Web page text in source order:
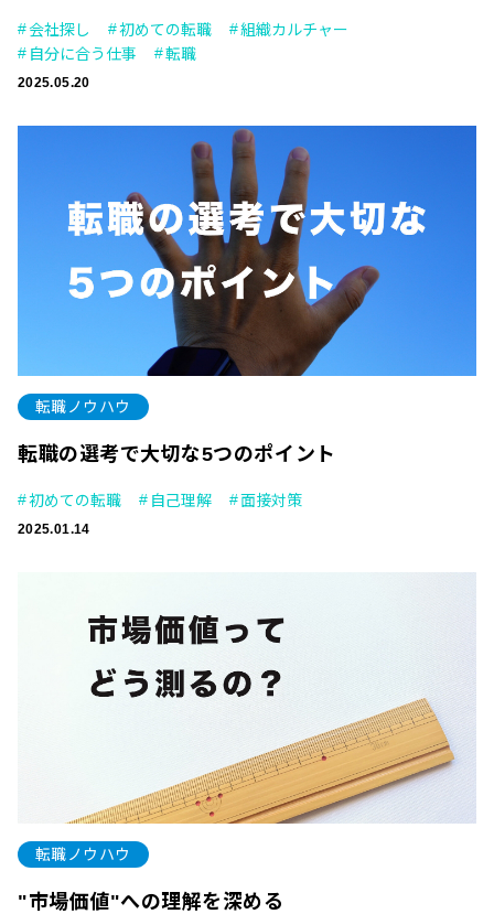
会社探し 初めての転職
組織カルチャー
自分に合う仕事
転職
2025.05.20
転職ノウハウ
転職の選考で大切な5つのポイント
初めての転職 自己理解 面接対策
2025.01.14
転職ノウハウ
"市場価値"への理解を深める